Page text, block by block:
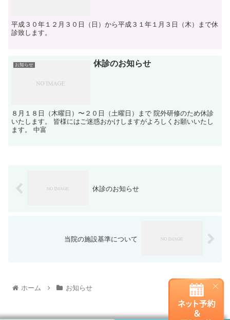
平成３０年１２月３０日（日）から平成３１年１月３日（木）まで休
診致します。
お知らせ 休診のお知らせ
８月１８日（木曜日）〜２０日（土曜日）まで 院外研修のため休診
いたします。 皆様にはご迷惑おかけしますがよろしくお願いいたし
ます。 中富
休診のお知らせ
当院の施設基準について
ホーム お知らせ